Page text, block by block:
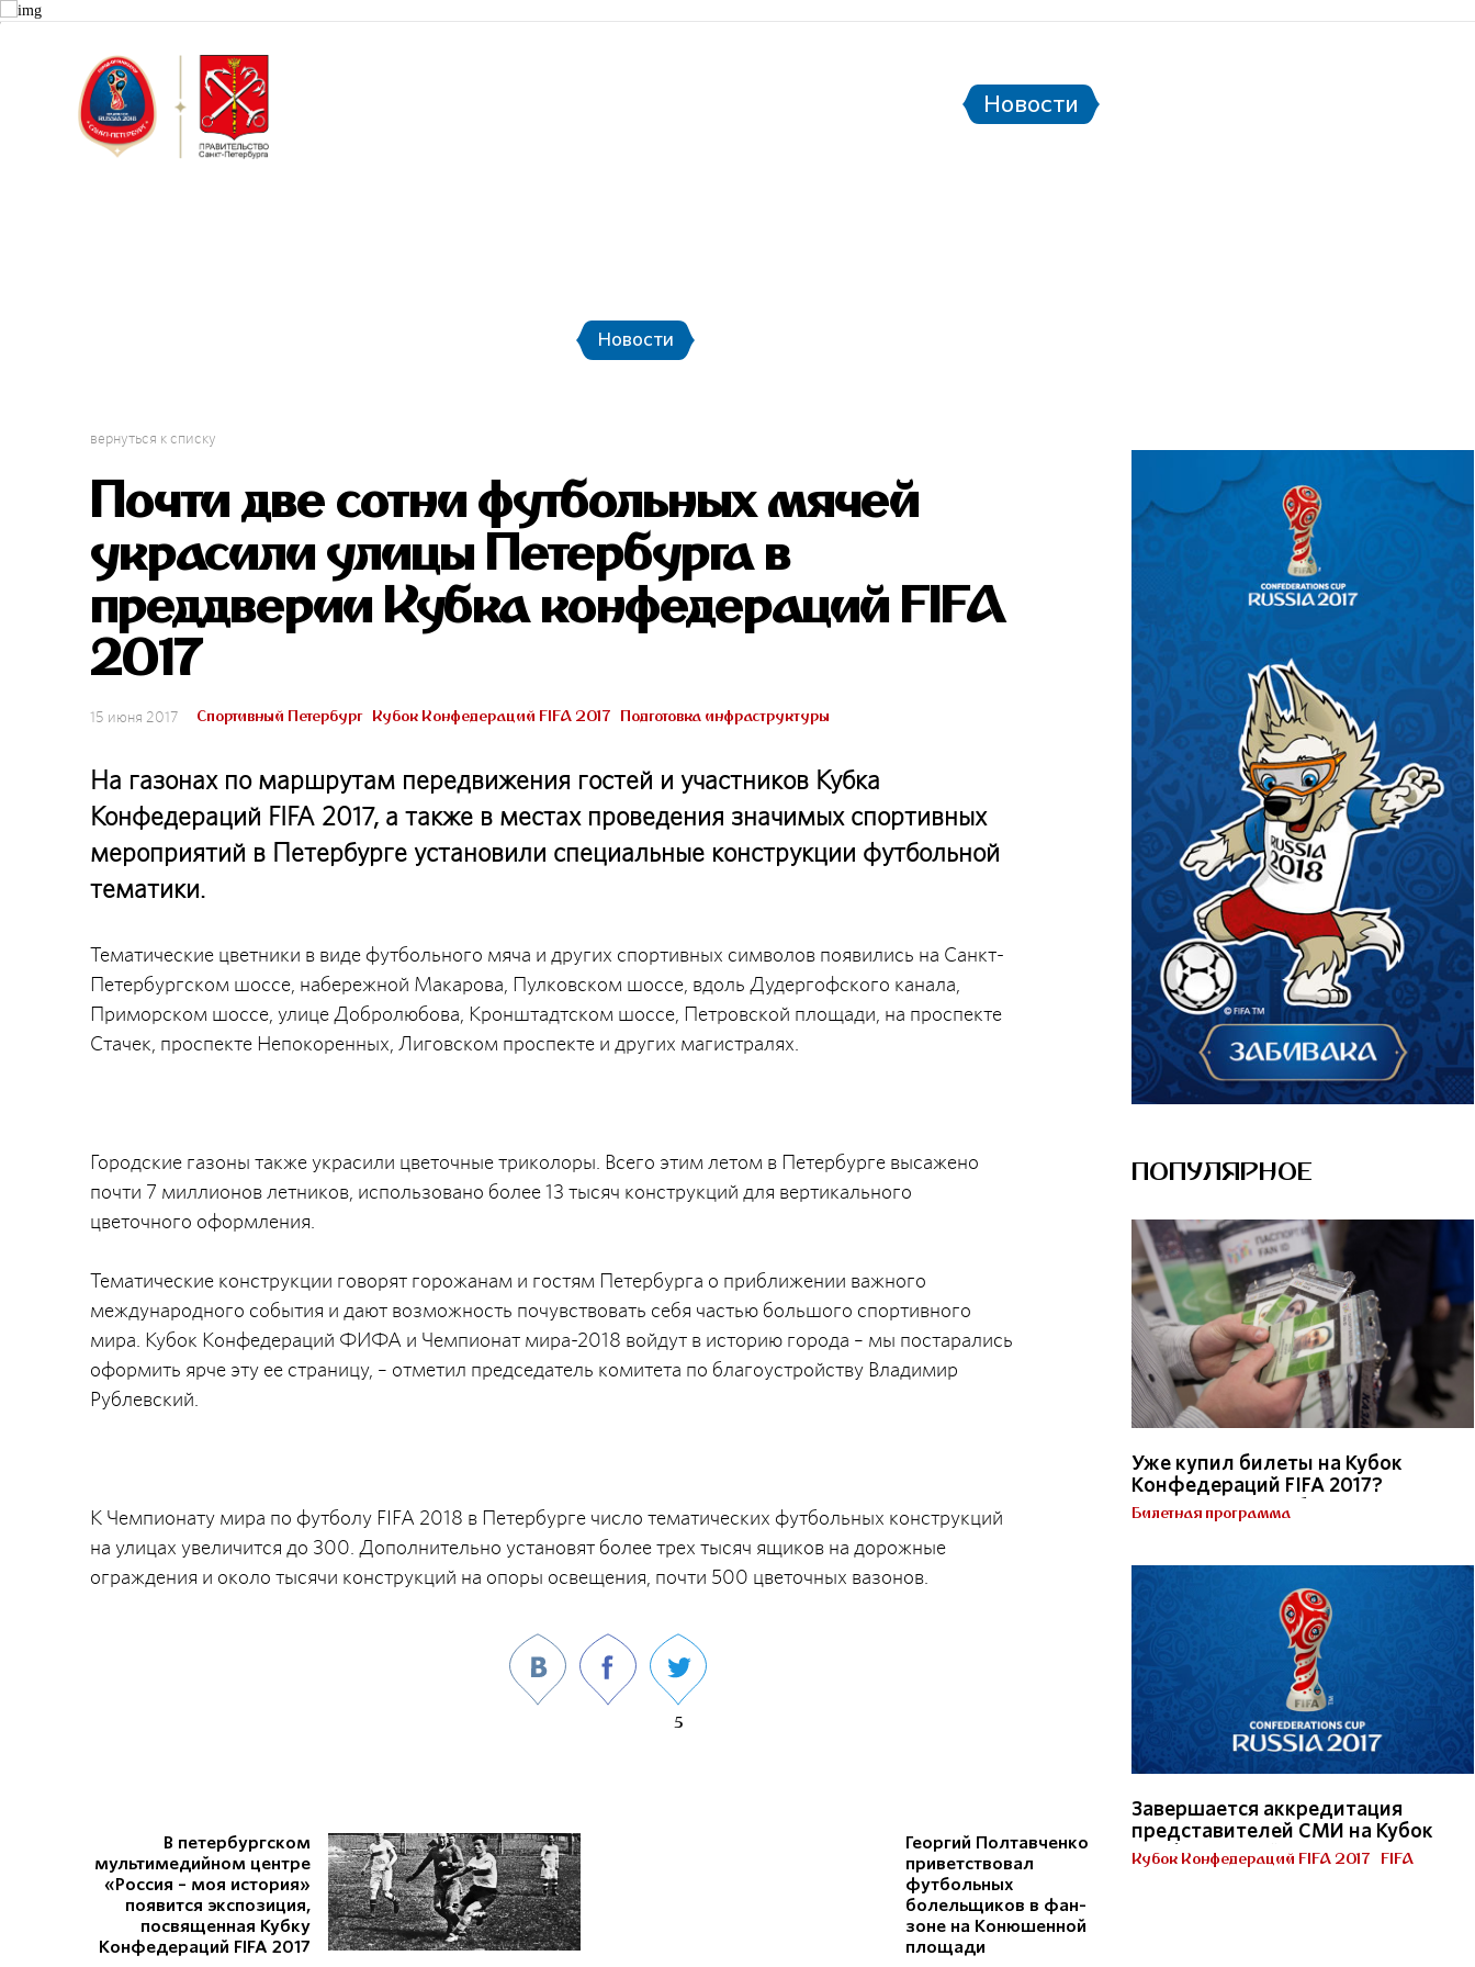
Новости
Новости
вернуться к списку
Почти две сотни футбольных мячей
украсили улицы Петербурга в
преддверии Кубка конфедераций FIFA
2017
15 июня 2017 Спортивный Петербург Кубок Конфедераций FIFA 2017 Подготовка инфраструктуры
На газонах по маршрутам передвижения гостей и участников Кубка
Конфедераций FIFA 2017, а также в местах проведения значимых спортивных
мероприятий в Петербурге установили специальные конструкции футбольной
тематики.
Тематические цветники в виде футбольного мяча и других спортивных символов появились на Санкт-
Петербургском шоссе, набережной Макарова, Пулковском шоссе, вдоль Дудергофского канала,
Приморском шоссе, улице Добролюбова, Кронштадтском шоссе, Петровской площади, на проспекте
Стачек, проспекте Непокоренных, Лиговском проспекте и других магистралях.
Городские газоны также украсили цветочные триколоры. Всего этим летом в Петербурге высажено
почти 7 миллионов летников, использовано более 13 тысяч конструкций для вертикального
цветочного оформления.
Тематические конструкции говорят горожанам и гостям Петербурга о приближении важного
международного события и дают возможность почувствовать себя частью большого спортивного
мира. Кубок Конфедераций ФИФА и Чемпионат мира-2018 войдут в историю города – мы постарались
оформить ярче эту ее страницу, – отметил председатель комитета по благоустройству Владимир
Рублевский.
К Чемпионату мира по футболу FIFA 2018 в Петербурге число тематических футбольных конструкций
на улицах увеличится до 300. Дополнительно установят более трех тысяч ящиков на дорожные
ограждения и около тысячи конструкций на опоры освещения, почти 500 цветочных вазонов.
5
В петербургском
мультимедийном центре
«Россия – моя история»
появится экспозиция,
посвященная Кубку
Конфедераций FIFA 2017
Георгий Полтавченко
приветствовал
футбольных
болельщиков в фан-
зоне на Конюшенной
площади
ПОПУЛЯРНОЕ
Уже купил билеты на Кубок
Конфедераций FIFA 2017?
Получи Паспорт болельщика!
Билетная программа
Завершается аккредитация
представителей СМИ на Кубок
Конфедераций FIFA 2017 в
России
Кубок Конфедераций FIFA 2017 FIFA